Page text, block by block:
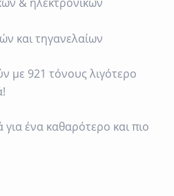
και τηγανελαίων
με 921 τόνους λιγότερο
ένα καθαρότερο και πιο